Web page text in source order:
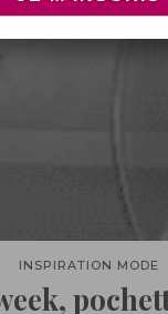
INSPIRATION MODE